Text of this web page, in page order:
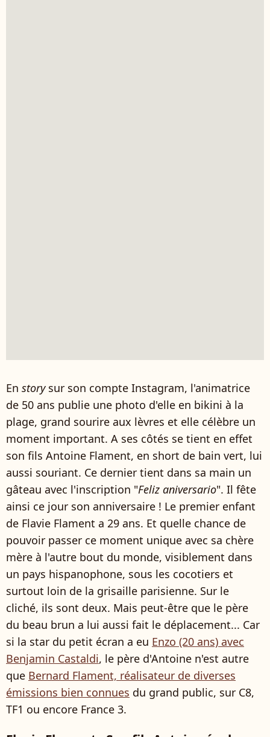
En story sur son compte Instagram, l'animatrice
de 50 ans publie une photo d'elle en bikini à la
plage, grand sourire aux lèvres et elle célèbre un
moment important. A ses côtés se tient en effet
son fils Antoine Flament, en short de bain vert, lui
aussi souriant. Ce dernier tient dans sa main un
gâteau avec l'inscription "Feliz aniversario". Il fête
ainsi ce jour son anniversaire ! Le premier enfant
de Flavie Flament a 29 ans. Et quelle chance de
pouvoir passer ce moment unique avec sa chère
mère à l'autre bout du monde, visiblement dans
un pays hispanophone, sous les cocotiers et
surtout loin de la grisaille parisienne. Sur le
cliché, ils sont deux. Mais peut-être que le père
du beau brun a lui aussi fait le déplacement... Car
si la star du petit écran a eu Enzo (20 ans) avec
Benjamin Castaldi, le père d'Antoine n'est autre
que Bernard Flament, réalisateur de diverses
émissions bien connues du grand public, sur C8,
TF1 ou encore France 3.